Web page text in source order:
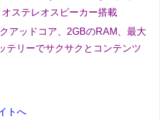
ステレオスピーカー搭載
アッドコア、2GBのRAM、最大
テリーでサクサクとコンテンツ
トへ